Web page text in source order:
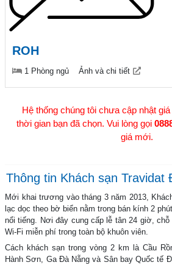
ROH
1 Phòng ngủ Ảnh và chi tiết
Hệ thống chúng tôi chưa cập nhật
thời gian bạn đã chọn. Vui lòng gọi
giá mới.
Thông tin Khách sạn Travidat
Mới khai trương vào tháng 3 năm 2013,
lạc dọc theo bờ biển nằm trong bán kính 2
nổi tiếng. Nơi đây cung cấp lễ tân 24 giờ,
Wi-Fi miễn phí trong toàn bộ khuôn viên.
Cách khách sạn trong vòng 2 km là Cầu
Hành Sơn, Ga Đà Nẵng và Sân bay Quốc tế